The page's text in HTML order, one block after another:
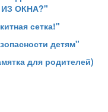
ОКНА?"
сетка!"
детям"
для родителей)